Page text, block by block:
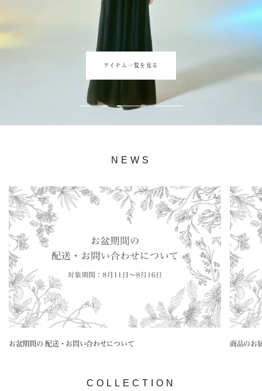
アイテム一覧を見る
Go
NEWS
お盆期間の 配送・お問い合わせについて 商品のお
COLLECTION